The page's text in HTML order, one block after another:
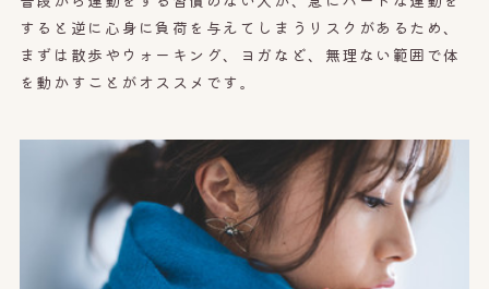
すると逆に心身に負荷を与えてしまうリスクがあるため、
まずは散歩やウォーキング、ヨガなど、無理ない範囲で体
を動かすことがオススメです。